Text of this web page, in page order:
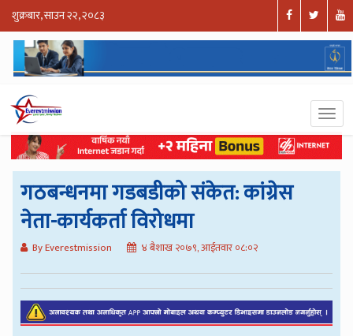
शुक्रबार, साउन २२, २०८३
गठबन्धनमा गडबडीको संकेत: कांग्रेस
नेता-कार्यकर्ता विरोधमा
By Everestmission ४ बैशाख २०७९, आईतवार ०८:०२